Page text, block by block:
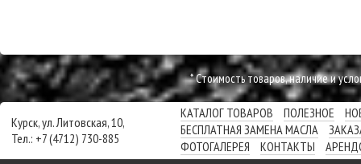
* Cтоимость товаров, наличие и
Курск, ул. Литовская, 10,
Тел.: +7 (4712) 730-885
КАТАЛОГ ТОВАРОВ ПОЛЕЗНОЕ
БЕСПЛАТНАЯ ЗАМЕНА МАСЛА
ФОТОГАЛЕРЕЯ
КОНТАКТЫ